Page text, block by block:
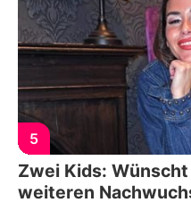
5
Zwei Kids:
weiteren